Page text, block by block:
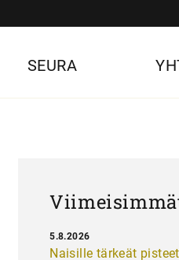
SEURA
Naisille tärkeät
5.8.2026